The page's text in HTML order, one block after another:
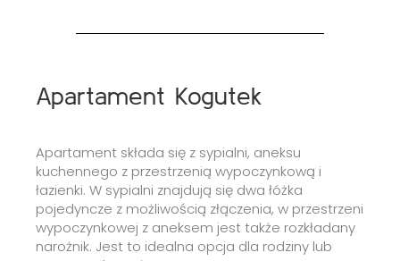
Apartament Kogutek
Apartament składa się z sypialni, aneksu
kuchennego z przestrzenią wypoczynkową i
łazienki. W sypialni znajdują się dwa łóżka
pojedyncze z możliwością złączenia, w przestrzeni
wypoczynkowej z aneksem jest także rozkładany
narożnik. Jest to idealna opcja dla rodziny lub